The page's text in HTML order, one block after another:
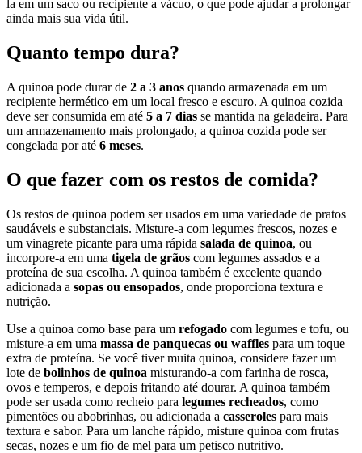
la em um saco ou recipiente a vácuo, o que pode ajudar a prolongar
ainda mais sua vida útil.
Quanto tempo dura?
A quinoa pode durar de 2 a 3 anos quando armazenada em um
recipiente hermético em um local fresco e escuro. A quinoa cozida
deve ser consumida em até 5 a 7 dias se mantida na geladeira. Para
um armazenamento mais prolongado, a quinoa cozida pode ser
congelada por até 6 meses.
O que fazer com os restos de comida?
Os restos de quinoa podem ser usados em uma variedade de pratos
saudáveis e substanciais. Misture-a com legumes frescos, nozes e
um vinagrete picante para uma rápida salada de quinoa, ou
incorpore-a em uma tigela de grãos com legumes assados e a
proteína de sua escolha. A quinoa também é excelente quando
adicionada a sopas ou ensopados, onde proporciona textura e
nutrição.
Use a quinoa como base para um refogado com legumes e tofu, ou
misture-a em uma massa de panquecas ou waffles para um toque
extra de proteína. Se você tiver muita quinoa, considere fazer um
lote de bolinhos de quinoa misturando-a com farinha de rosca,
ovos e temperos, e depois fritando até dourar. A quinoa também
pode ser usada como recheio para legumes recheados, como
pimentões ou abobrinhas, ou adicionada a casseroles para mais
textura e sabor. Para um lanche rápido, misture quinoa com frutas
secas, nozes e um fio de mel para um petisco nutritivo.